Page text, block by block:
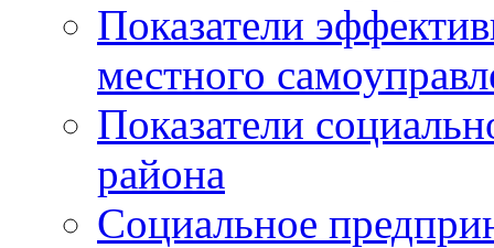
Показатели
местного
Показатели
района
Социальное